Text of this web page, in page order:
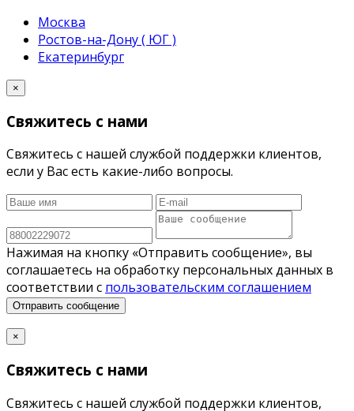
Москва
Ростов-на-Дону ( ЮГ )
Екатеринбург
×
Свяжитесь с нами
Свяжитесь с нашей службой поддержки клиентов,
если у Вас есть какие-либо вопросы.
Нажимая на кнопку «Отправить сообщение», вы
соглашаетесь на обработку персональных данных в
соответствии с пользовательским соглашением
Отправить сообщение
×
Свяжитесь с нами
Свяжитесь с нашей службой поддержки клиентов,